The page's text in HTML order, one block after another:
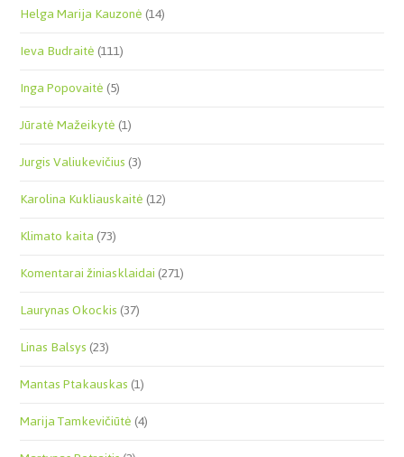
Helga Marija Kauzonė(14)
Ieva Budraitė(111)
Inga Popovaitė(5)
Jūratė Mažeikytė(1)
Jurgis Valiukevičius(3)
Karolina Kukliauskaitė(12)
Klimato kaita(73)
Komentarai žiniasklaidai(271)
Laurynas Okockis(37)
Linas Balsys(23)
Mantas Ptakauskas(1)
Marija Tamkevičiūtė(4)